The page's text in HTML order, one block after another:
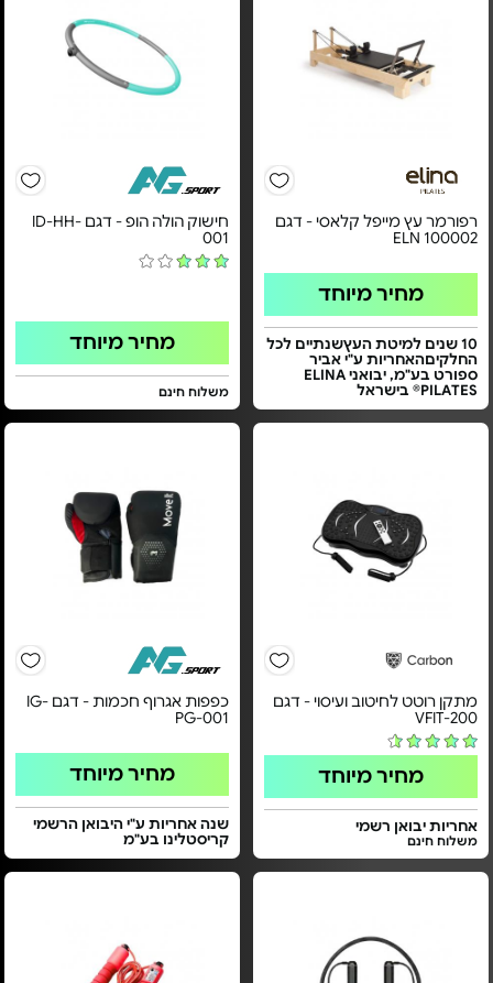
רפורמר עץ מייפל קלאסי - דגם
ELN 100002
מחיר מיוחד
10 שנים למיטת העץשנתיים לכל
החלקיםהאחריות ע"י אביר
ספורט בע"מ, יבואני ELINA
PILATES® בישראל
חישוק הולה הופ - דגם ID-HH-
001
מחיר מיוחד
משלוח חינם
מתקן רוטט לחיטוב ועיסוי - דגם
VFIT-200
מחיר מיוחד
אחריות יבואן רשמי
משלוח חינם
כפפות אגרוף חכמות - דגם IG-
PG-001
מחיר מיוחד
שנה אחריות ע"י היבואן הרשמי
קריסטלינו בע"מ